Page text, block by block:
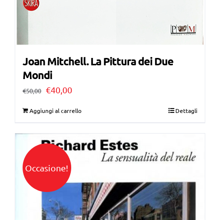
Joan Mitchell. La Pittura dei Due
Mondi
€50,00 Il
€50,00.
€40,00Il
€40,00.
Aggiungi al carrello Dettagli
Occasione!